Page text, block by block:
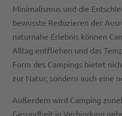
Minimalismus und die
bewusste Reduzieren der
naturnahe Erlebnis können
Alltag entfliehen und das
Form des Campings bietet
zur Natur, sondern auch eine
Außerdem wird Camping
Gesundheit in Verbindung